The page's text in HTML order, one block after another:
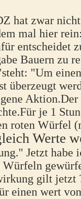
hat zwar
mal hier
entscheidet
Bauern zu
"Um
überzeugt
je 1
roten Würfel
Werte
Jetzt habe
Würfeln
gilt jetzt
einen wert